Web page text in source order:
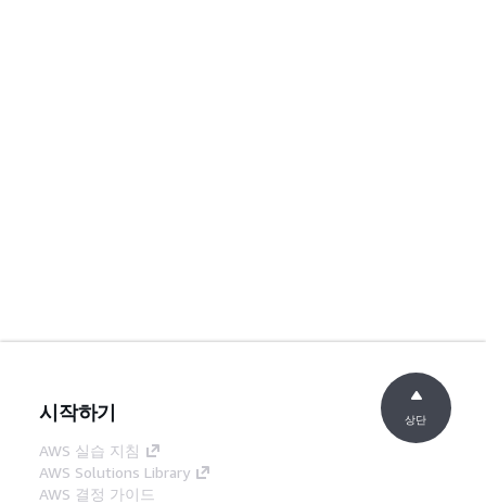
시작하기
AWS 실습 지침
AWS Solutions Library
AWS 결정 가이드
상단